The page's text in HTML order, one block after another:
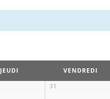
JEUDI VENDREDI
31